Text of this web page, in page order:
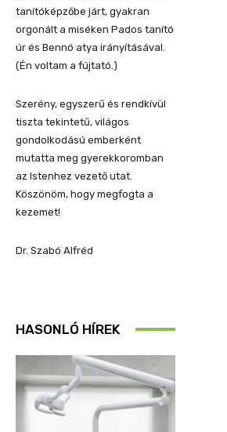
tanítóképzőbe járt, gyakran
orgonált a miséken Pados tanító
úr és Bennó atya irányításával.
(Én voltam a fújtató.)
Szerény, egyszerű és rendkívül
tiszta tekintetű, világos
gondolkodású emberként
mutatta meg gyerekkoromban
az Istenhez vezető utat.
Köszönöm, hogy megfogta a
kezemet!
Dr. Szabó Alfréd
HASONLÓ HÍREK